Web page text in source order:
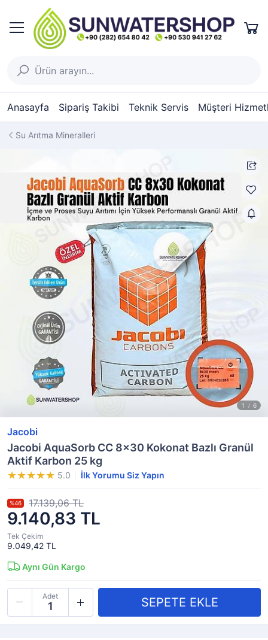
Anasayfa Sipariş Takibi Teknik Servis Müşteri
Su Arıtma Mineralleri
Jacobi
Jacobi AquaSorb CC 8x30 Kokonat Bazlı Granül
Aktif Karbon 25 kg
5.0 İlk Yorumu Siz Yapın
9.140,83 TL
%46 17.139,06 TL
Tek Çekim
9.049,42 TL
Aynı Gün Kargo
Adet